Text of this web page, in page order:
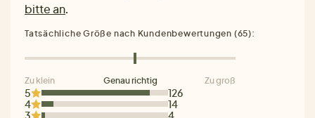
bitte an.
5
126
4
14
3
4
Tatsächliche Größe nach Kundenbewertungen (65):
Zu klein Genau richtig Zu groß